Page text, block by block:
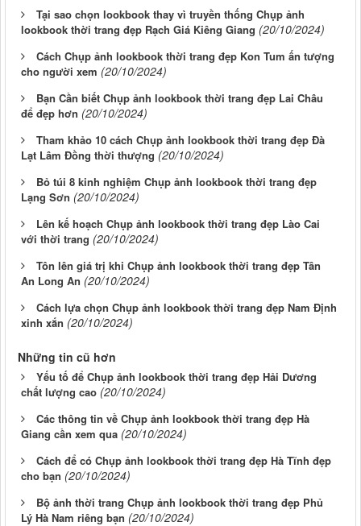
Tại sao chọn lookbook thay vì truyền thống Chụp ảnh
lookbook thời trang đẹp Rạch Giá Kiêng Giang (20/10/2024)
Cách Chụp ảnh lookbook thời trang đẹp Kon Tum ấn tượng
cho người xem (20/10/2024)
Bạn Cần biết Chụp ảnh lookbook thời trang đẹp Lai Châu
để đẹp hơn (20/10/2024)
Tham khảo 10 cách Chụp ảnh lookbook thời trang đẹp Đà
Lạt Lâm Đồng thời thượng (20/10/2024)
Bỏ túi 8 kinh nghiệm Chụp ảnh lookbook thời trang đẹp
Lạng Sơn (20/10/2024)
Lên kế hoạch Chụp ảnh lookbook thời trang đẹp Lào Cai
với thời trang (20/10/2024)
Tôn lên giá trị khi Chụp ảnh lookbook thời trang đẹp Tân
An Long An (20/10/2024)
Cách lựa chọn Chụp ảnh lookbook thời trang đẹp Nam Định
xinh xắn (20/10/2024)
Những tin cũ hơn
Yếu tố để Chụp ảnh lookbook thời trang đẹp Hải Dương
chất lượng cao (20/10/2024)
Các thông tin về Chụp ảnh lookbook thời trang đẹp Hà
Giang cần xem qua (20/10/2024)
Cách để có Chụp ảnh lookbook thời trang đẹp Hà Tĩnh đẹp
cho bạn (20/10/2024)
Bộ ảnh thời trang Chụp ảnh lookbook thời trang đẹp Phủ
Lý Hà Nam riêng bạn (20/10/2024)